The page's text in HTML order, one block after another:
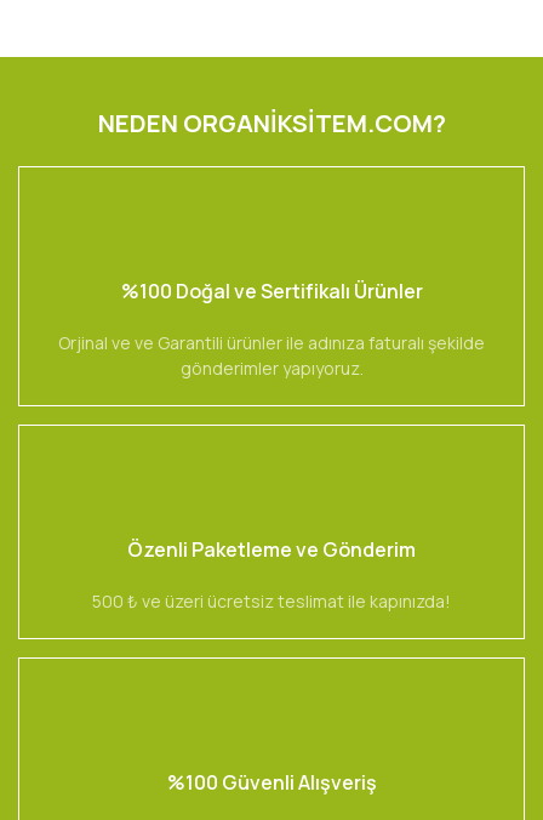
NEDEN ORGANİKSİTEM.COM?
%100 Doğal ve Sertifikalı Ürünler
Orjinal ve ve Garantili ürünler ile adınıza faturalı şekilde
gönderimler yapıyoruz.
Özenli Paketleme ve Gönderim
500 ₺ ve üzeri ücretsiz teslimat ile kapınızda!
%100 Güvenli Alışveriş